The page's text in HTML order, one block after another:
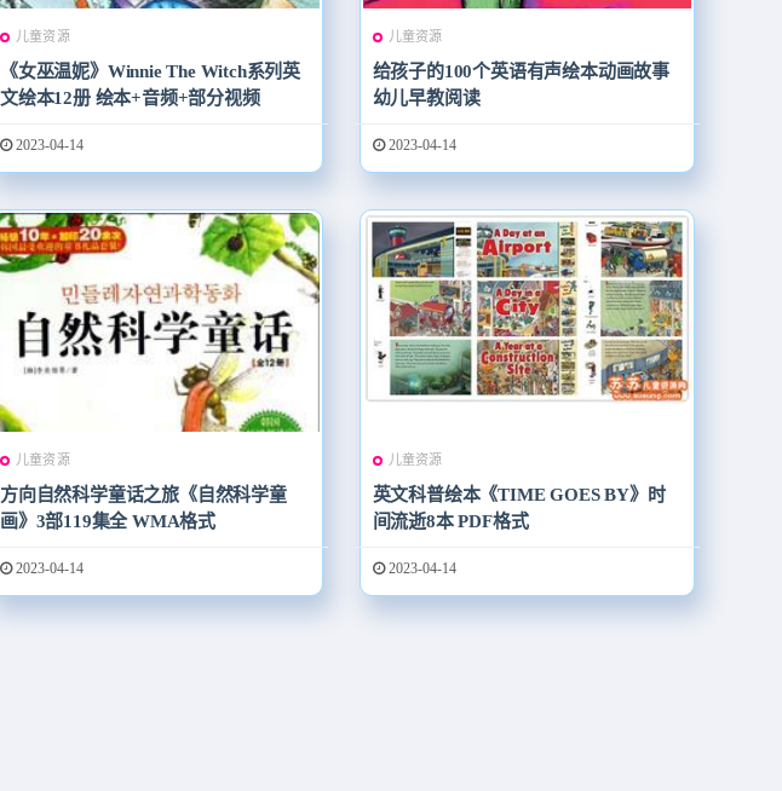
儿童资源
《女巫温妮》Winnie The Witch系列英
文绘本12册 绘本+音频+部分视频
2023-04-14
儿童资源
给孩子的100个英语有声绘本动画故事
幼儿早教阅读
2023-04-14
儿童资源
方向自然科学童话之旅《自然科学童
画》3部119集全 WMA格式
2023-04-14
儿童资源
英文科普绘本《TIME GOES BY》时
间流逝8本 PDF格式
2023-04-14